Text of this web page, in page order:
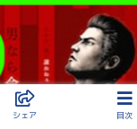
シェア 目次